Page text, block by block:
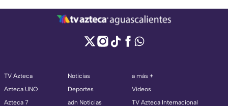
TV Azteca
Azteca UNO
Azteca 7
Noticias
Deportes
adn Noticias
a más +
Videos
TV Azteca Internacional